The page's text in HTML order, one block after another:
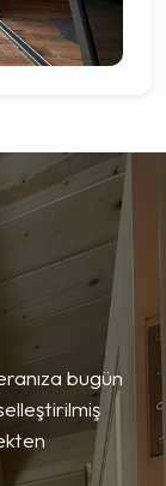
bugün